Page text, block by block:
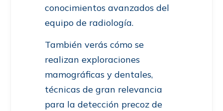
conocimientos avanzados del
equipo de radiología.
También verás cómo se
realizan exploraciones
mamográficas y dentales,
técnicas de gran relevancia
para la detección precoz de